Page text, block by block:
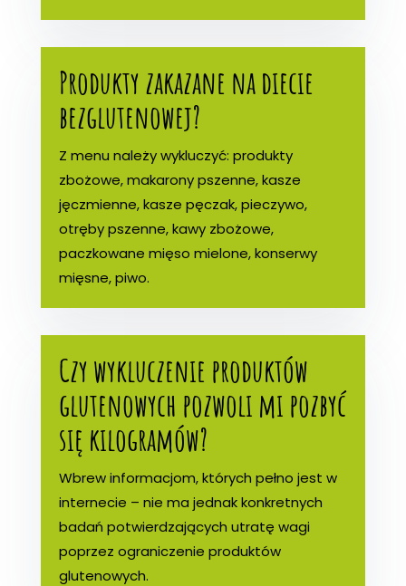
Produkty zakazane na diecie
bezglutenowej?
Z menu należy wykluczyć: produkty
zbożowe, makarony pszenne, kasze
jęczmienne, kasze pęczak, pieczywo,
otręby pszenne, kawy zbożowe,
paczkowane mięso mielone, konserwy
mięsne, piwo.
Czy wykluczenie produktów
glutenowych pozwoli mi pozbyć
się kilogramów?
Wbrew informacjom, których pełno jest w
internecie – nie ma jednak konkretnych
badań potwierdzających utratę wagi
poprzez ograniczenie produktów
glutenowych.